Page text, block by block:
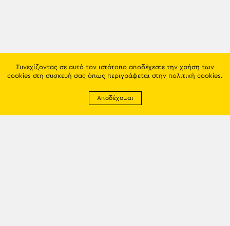
Συνεχίζοντας σε αυτό τον ιστότοπο αποδέχεστε την χρήση των
cookies στη συσκευή σας όπως περιγράφεται στην πολιτική cookies.
Αποδέχομαι